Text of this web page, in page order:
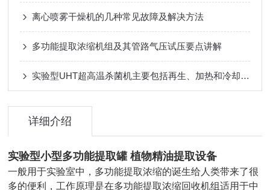
离心喷雾干燥机的几种常见故障及解决方法
多功能提取浓缩机组及其管路气压试压要点讲解
实验型UHT超高温杀菌机主要包括再生、加热和冷却等三个部分
详细介绍
实验型小型多功能提取罐 植物精油提取设备
一般用于实验室中，多功能提取浓缩的诞生给人类带来了很
多的便利，工作原理是在多功能提取浓缩回收机组适用于中